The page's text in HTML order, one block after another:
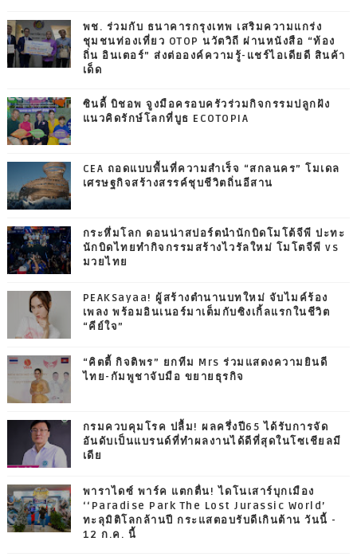
พช. ร่วมกับ ธนาคารกรุงเทพ เสริมความแกร่ง
ชุมชนท่องเที่ยว OTOP นวัตวิถี ผ่านหนังสือ “ท้อง
ถิ่น อินเตอร์” ส่งต่อองค์ความรู้-แชร์ไอเดียดี สินค้า
เด็ด
ซินดี้ บิชอพ จูงมือครอบครัวร่วมกิจกรรมปลูกฝัง
แนวคิดรักษ์โลกที่บูธ ECOTOPIA
CEA ถอดแบบพื้นที่ความสำเร็จ “สกลนคร” โมเดล
เศรษฐกิจสร้างสรรค์ชุบชีวิตถิ่นอีสาน
กระหึ่มโลก ดอนน่าสปอร์ตนำนักบิดโมโต้จีพี ปะทะ
นักบิดไทยทำกิจกรรมสร้างไวรัลใหม่ โมโตจีพี vs
มวยไทย
PEAKSayaa! ผู้สร้างตำนานบทใหม่ จับไมค์ร้อง
เพลง พร้อมอินเนอร์มาเต็มกับซิงเกิ้ลแรกในชีวิต
“คีย์ใจ”
“คิตตี้ กิจติพร” ยกทีม Mrs ร่วมแสดงความยินดี
ไทย-กัมพูชาจับมือ ขยายธุรกิจ
กรมควบคุมโรค ปลื้ม! ผลครึ่งปี65 ได้รับการจัด
อันดับเป็นแบรนด์ที่ทำผลงานได้ดีที่สุดในโซเชียลมี
เดีย
พาราไดซ์ พาร์ค แตกตื่น! ไดโนเสาร์บุกเมือง
‘‘Paradise Park The Lost Jurassic World’
ทะลุมิติโลกล้านปี กระแสตอบรับดีเกินต้าน วันนี้ -
12 ก.ค. นี้